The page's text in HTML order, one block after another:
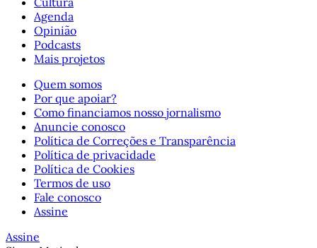
Agenda
Opinião
Podcasts
Mais projetos
Quem somos
Por que apoiar?
Como financiamos nosso jornalismo
Anuncie conosco
Política de Correções e Transparência
Política de privacidade
Política de Cookies
Termos de uso
Fale conosco
Assine
Assine